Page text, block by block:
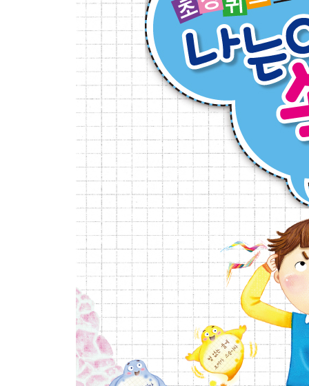
19 낙숫물이 댓돌을 뚫는다
20 공든 탑이 무너지랴
21 소 잃고 외양간 고친다
22 쥐구멍에도 볕 들 날 있다
23 아닌 밤중에 홍두깨
24 첫술에 배부르랴
25 작은 고추가 더 맵다
26 낫 놓고 기역 자도 모른다
27 가랑비에 옷 젖는 줄 모른다
28 굼벵이도 구르는 재주가 있다
29 고생 끝에 낙이 온다
30 서당 개 삼 년이면 풍월을 읊는다
31 등잔 밑이 어둡다